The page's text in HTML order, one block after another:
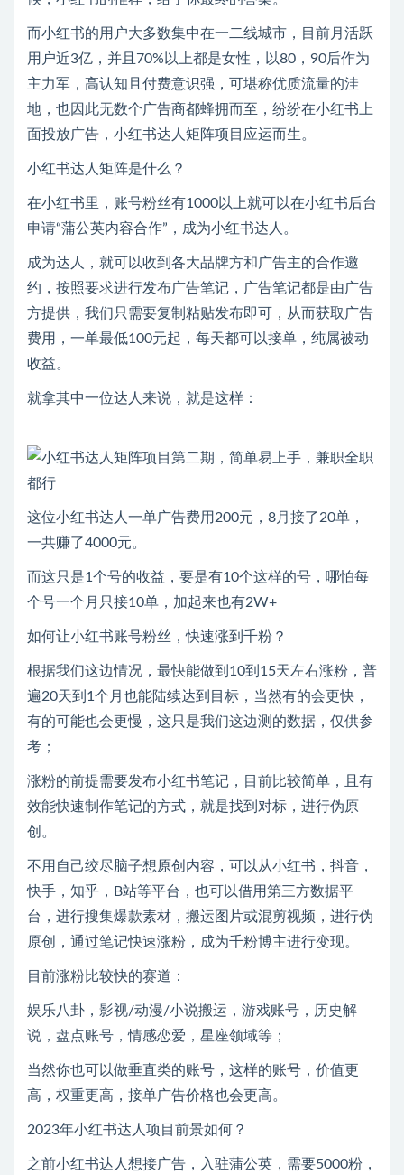
而小红书的用户大多数集中在一二线城市，目前月活跃
用户近3亿，并且70%以上都是女性，以80，90后作为
主力军，高认知且付费意识强，可堪称优质流量的洼
地，也因此无数个广告商都蜂拥而至，纷纷在小红书上
面投放广告，小红书达人矩阵项目应运而生。
小红书达人矩阵是什么？
在小红书里，账号粉丝有1000以上就可以在小红书后台
申请“蒲公英内容合作”，成为小红书达人。
成为达人，就可以收到各大品牌方和广告主的合作邀
约，按照要求进行发布广告笔记，广告笔记都是由广告
方提供，我们只需要复制粘贴发布即可，从而获取广告
费用，一单最低100元起，每天都可以接单，纯属被动
收益。
就拿其中一位达人来说，就是这样：
这位小红书达人一单广告费用200元，8月接了20单，
一共赚了4000元。
而这只是1个号的收益，要是有10个这样的号，哪怕每
个号一个月只接10单，加起来也有2W+
如何让小红书账号粉丝，快速涨到千粉？
根据我们这边情况，最快能做到10到15天左右涨粉，普
遍20天到1个月也能陆续达到目标，当然有的会更快，
有的可能也会更慢，这只是我们这边测的数据，仅供参
考；
涨粉的前提需要发布小红书笔记，目前比较简单，且有
效能快速制作笔记的方式，就是找到对标，进行伪原
创。
不用自己绞尽脑子想原创内容，可以从小红书，抖音，
快手，知乎，B站等平台，也可以借用第三方数据平
台，进行搜集爆款素材，搬运图片或混剪视频，进行伪
原创，通过笔记快速涨粉，成为千粉博主进行变现。
目前涨粉比较快的赛道：
娱乐八卦，影视/动漫/小说搬运，游戏账号，历史解
说，盘点账号，情感恋爱，星座领域等；
当然你也可以做垂直类的账号，这样的账号，价值更
高，权重更高，接单广告价格也会更高。
2023年小红书达人项目前景如何？
之前小红书达人想接广告，入驻蒲公英，需要5000粉，